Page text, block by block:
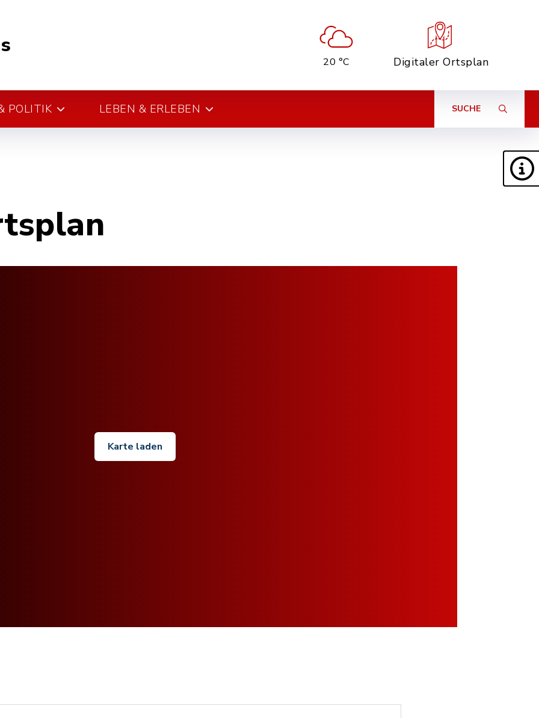
20 °C Digitaler Ortsplan
POLITIK LEBEN & ERLEBEN SUCHE
Karte laden